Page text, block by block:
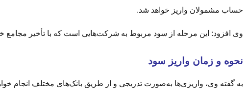
حساب مشمولان واریز خواهد شد.
وی افزود: این مرحله از سود مربوط به شرکت‌هایی است که با تأخیر مجامع خود را برگزار کرده‌اند و حدود ۵۰ هزار
نحوه و زمان واریز سود
به گفته وی، واریزی‌ها به‌صورت تدریجی و از طریق بانک‌های مختلف انجام خواهد شد. آغاز